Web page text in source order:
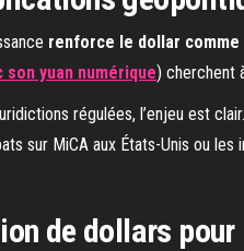
renforce le dollar
yuan numérique) cherchent
régulées, l’enjeu est
sur MiCA aux États-Unis ou
de dollars